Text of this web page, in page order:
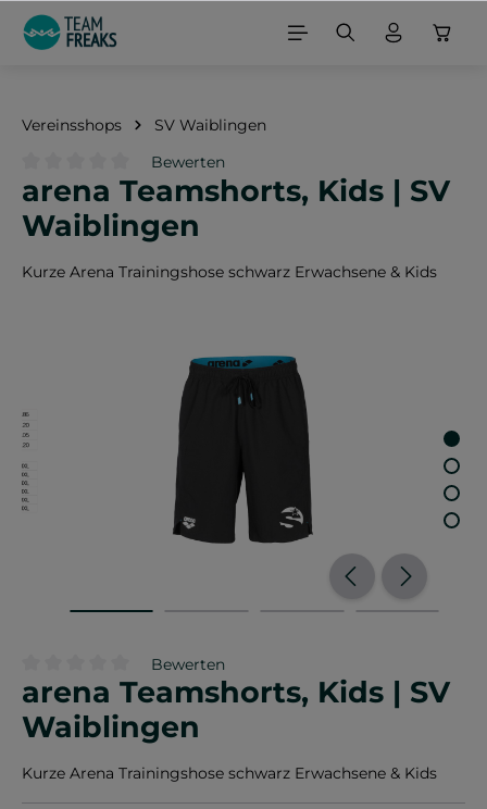
springen
Vereinsshops SV Waiblingen
Durchschnittliche Bewertung von 0 von 5 Sternen
Bewerten
arena Teamshorts, Kids | SV
Waiblingen
Kurze Arena Trainingshose schwarz Erwachsene & Kids
Durchschnittliche Bewertung von 0 von 5 Sternen
Bewerten
arena Teamshorts, Kids | SV
Waiblingen
Kurze Arena Trainingshose schwarz Erwachsene & Kids